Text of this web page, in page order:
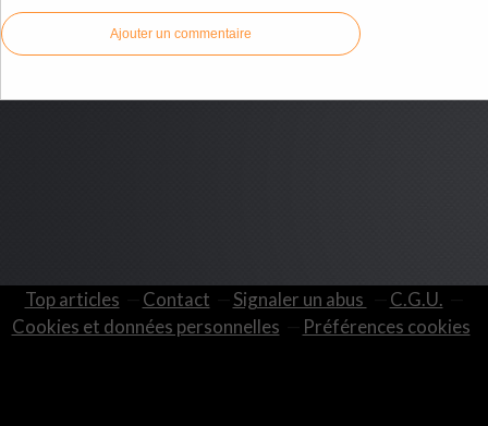
Ajouter un commentaire
Top articles Contact Signaler un abus
C.G.U.
Cookies et données personnelles
Préférences cookies